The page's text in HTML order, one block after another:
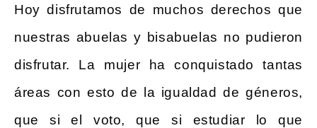
Hoy disfrutamos de muchos derechos que
nuestras abuelas y bisabuelas no pudieron
disfrutar. La mujer ha conquistado tantas
áreas con esto de la igualdad de géneros,
que si el voto, que si estudiar lo que